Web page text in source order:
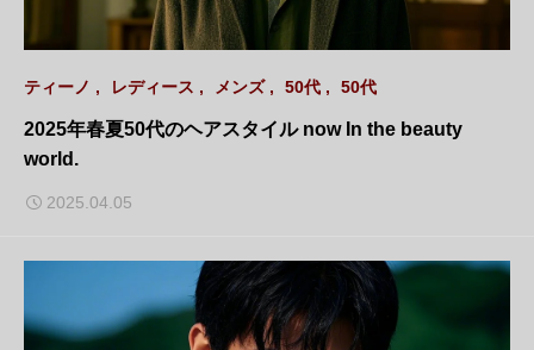
ティーノ レディース メンズ 50代 50代
2025年春夏50代のヘアスタイル now In the beauty
world.
2025.04.05